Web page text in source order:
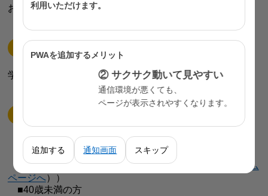
お勤めの会社の健診担当者にお問い合わせください。
学生の方
学校の健康管理担当者にお問い合わせください。
■40歳以上の方
加入の保険者にお問い合わせください。
（リンク：特定健診・保健指導（厚生労働省のホーム
ページへ））
■40歳未満の方
利用いただけます。
PWAを追加するメリット
② サクサク動いて見やすい
通信環境が悪くても、
ページが表示されやすくなります。
追加する 通知画面 スキップ